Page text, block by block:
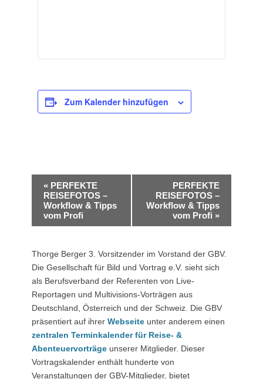
Zum Kalender hinzufügen
Veranstaltung-
Navigation
« PERFEKTE
REISEFOTOS –
Workflow & Tipps
vom Profi
PERFEKTE
REISEFOTOS –
Workflow & Tipps
vom Profi »
Thorge Berger 3. Vorsitzender im Vorstand der GBV.
Die Gesellschaft für Bild und Vortrag e.V. sieht sich
als Berufsverband der Referenten von Live-
Reportagen und Multivisions-Vorträgen aus
Deutschland, Österreich und der Schweiz. Die GBV
präsentiert auf ihrer Webseite unter anderem einen
zentralen Terminkalender für Reise- &
Abenteuervorträge unserer Mitglieder. Dieser
Vortragskalender enthält hunderte von
Veranstaltungen der GBV-Mitglieder, bietet